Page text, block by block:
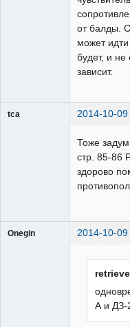
от балды.
может
будет, и не
зависит.
tca 2014-10-09
Тоже
стр. 85-86
здорово
Onegin 2014-10-09
А и ДЗ-